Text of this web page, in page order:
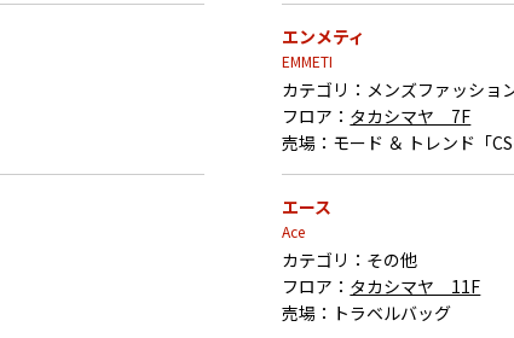
エンメティ
EMMETI
カテゴリ： メンズファッショ
フロア： タカシマヤ 7F
売場： モード ＆ トレンド「
エース
Ace
カテゴリ： その他
フロア： タカシマヤ 11F
売場： トラベルバッグ